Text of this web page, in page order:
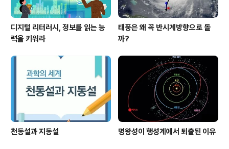
디지털 리터러시, 정보를 읽는 능
력을 키워라
태풍은 왜 꼭 반시계방향으로 돌
까?
천동설과 지동설 명왕성이 행성계에서 퇴출된 이유